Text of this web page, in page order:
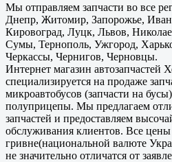
Мы отправляем запчасти во все
Днепр, Житомир, Запорожье,
Кировоград, Луцк, Львов,
Сумы, Тернополь, Ужгород,
Черкассы, Чернигов, Черновцы.
Интернет магазин автозапчастей
специализируется на продаже
микроавтобусов (запчасти на
полуприцепы. Мы предлагаем
запчастей и предоставляем
обслуживания клиентов. Все цены
гривне(национальной валюте
не значительно отличатся от